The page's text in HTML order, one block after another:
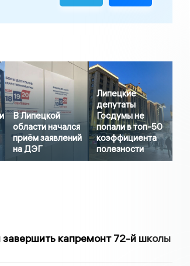
В Липецкой
области начался
приём заявлений
на ДЭГ
Липецкие
депутаты
Госдумы не
попали в топ-50
коэффициента
полезности
капремонт 72-й школы